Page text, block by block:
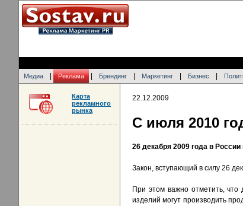
Медиа Реклама Брендинг Маркетинг Бизнес
22.12.2009
С июля 2010
26 декабря 2009 года в
Закон, вступающий в силу 26
При этом важно отметить, что
изделий могут производить
Карта
рекламного
рынка